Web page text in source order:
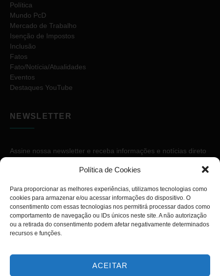
Política de Cookies
Para proporcionar as melhores experiências, utilizamos tecnologias como
cookies para armazenar e/ou acessar informações do dispositivo. O
consentimento com essas tecnologias nos permitirá processar dados como
comportamento de navegação ou IDs únicos neste site. A não autorização
ou a retirada do consentimento podem afetar negativamente determinados
recursos e funções.
ACEITAR
Política
Mundo PcD
Mercado de Trabalho
Isenção de Impostos
Inclusão
Fatos
Fato/Notícia/Atualidades
Eventos
Destaques YouTube
NEWSLETTER
Assine nossa newsletter e receba informações e notícias direto